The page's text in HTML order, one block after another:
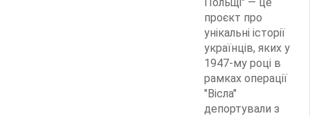
проєкт про
унікальні історії
українців, яких у
1947-му році в
рамках операції
"Вісла"
депортували з